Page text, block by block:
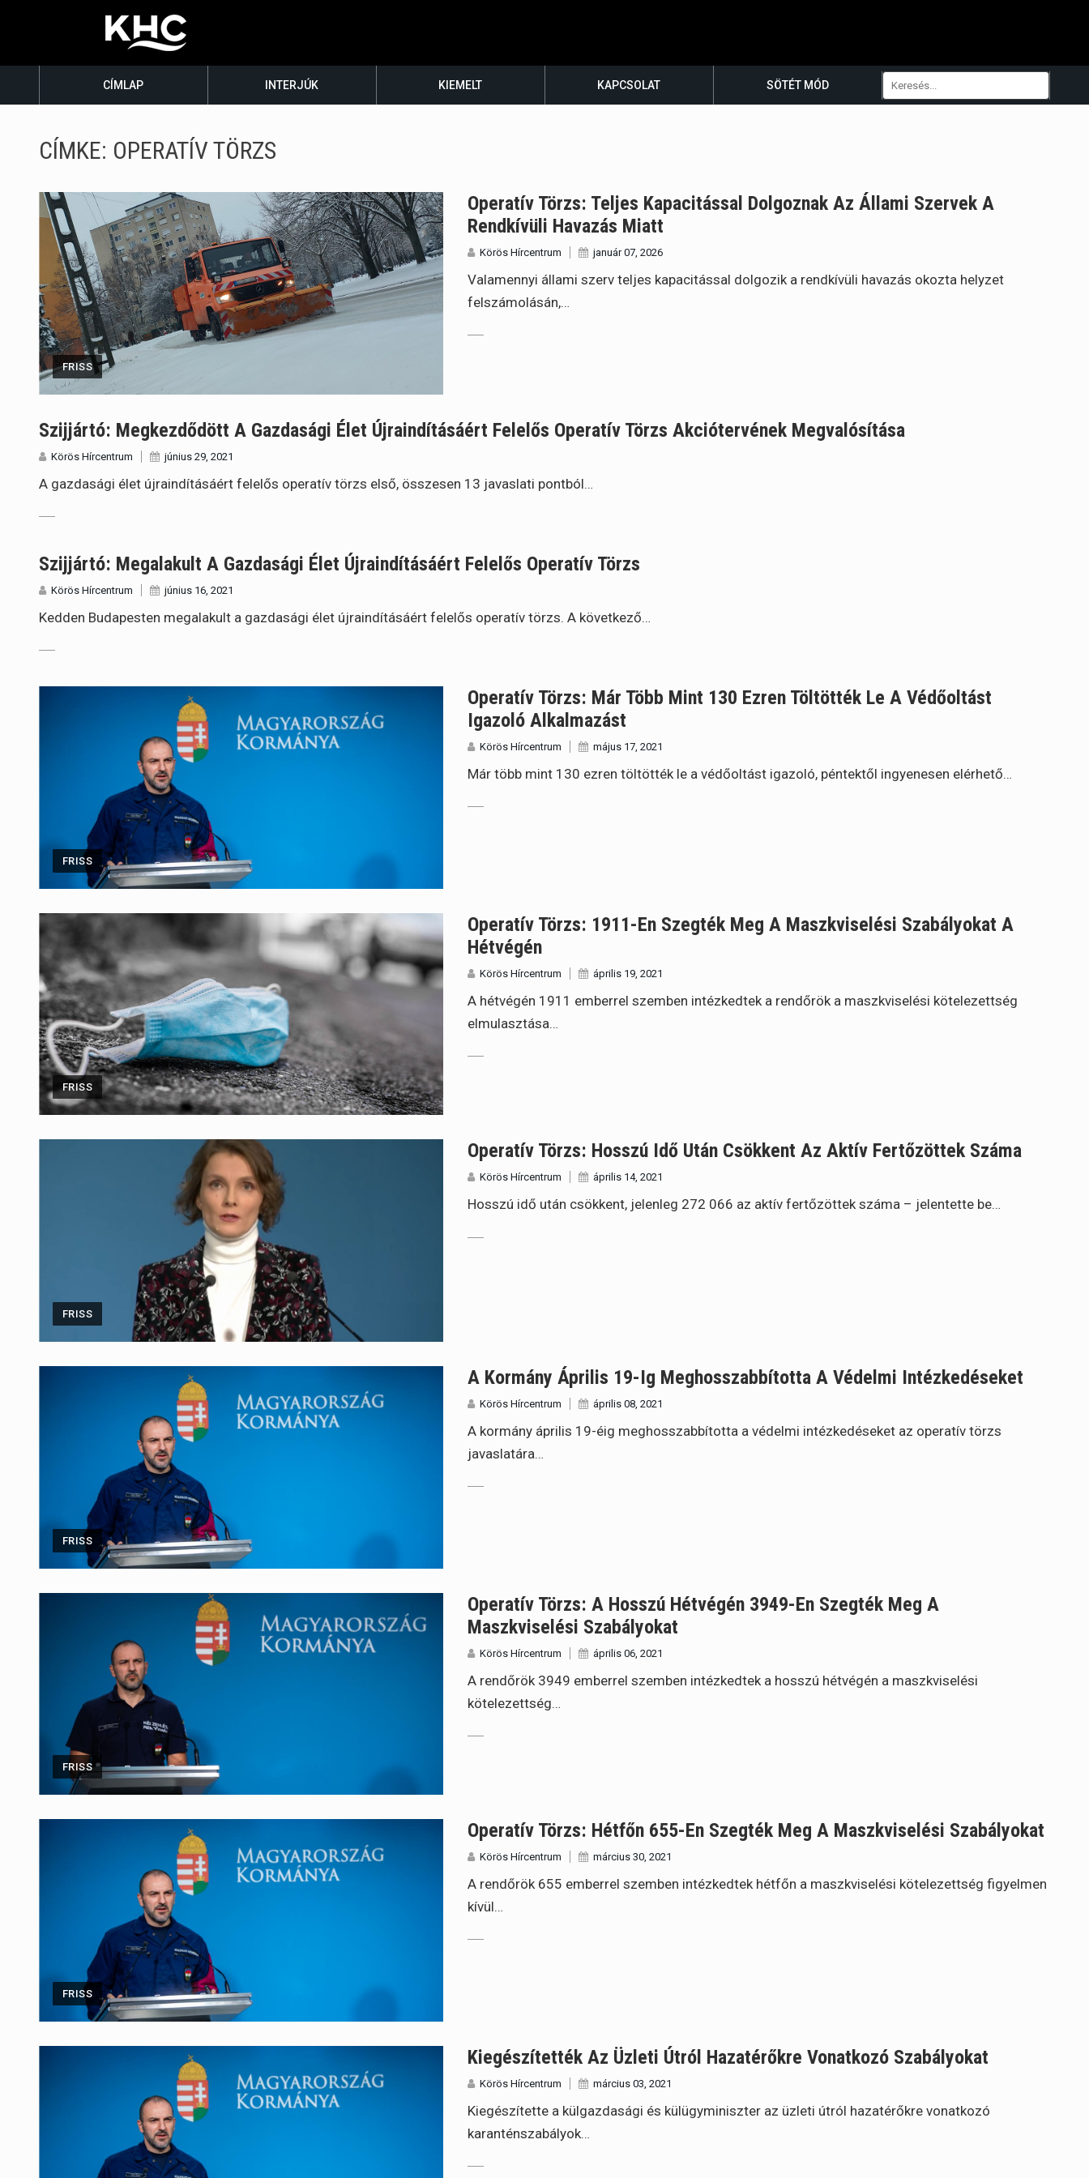
CÍMLAP INTERJÚK KIEMELT KAPCSOLAT SÖTÉT MÓD
CÍMKE: OPERATÍV TÖRZS
FRISS
Operatív Törzs: Teljes Kapacitással Dolgoznak Az Állami Szervek A
Rendkívüli Havazás Miatt
Körös Hírcentrum január 07, 2026
Valamennyi állami szerv teljes kapacitással dolgozik a rendkívüli havazás okozta helyzet
felszámolásán,…
Szijjártó: Megkezdődött A Gazdasági Élet Újraindításáért Felelős Operatív Törzs Akciótervének Megvalósítása
Körös Hírcentrum június 29, 2021
A gazdasági élet újraindításáért felelős operatív törzs első, összesen 13 javaslati pontból…
Szijjártó: Megalakult A Gazdasági Élet Újraindításáért Felelős Operatív Törzs
Körös Hírcentrum június 16, 2021
Kedden Budapesten megalakult a gazdasági élet újraindításáért felelős operatív törzs. A következő…
FRISS
Operatív Törzs: Már Több Mint 130 Ezren Töltötték Le A Védőoltást
Igazoló Alkalmazást
Körös Hírcentrum május 17, 2021
Már több mint 130 ezren töltötték le a védőoltást igazoló, péntektől ingyenesen elérhető…
FRISS
Operatív Törzs: 1911-En Szegték Meg A Maszkviselési Szabályokat A
Hétvégén
Körös Hírcentrum április 19, 2021
A hétvégén 1911 emberrel szemben intézkedtek a rendőrök a maszkviselési kötelezettség
elmulasztása…
FRISS
Operatív Törzs: Hosszú Idő Után Csökkent Az Aktív Fertőzöttek Száma
Körös Hírcentrum április 14, 2021
Hosszú idő után csökkent, jelenleg 272 066 az aktív fertőzöttek száma – jelentette be…
FRISS
A Kormány Április 19-Ig Meghosszabbította A Védelmi Intézkedéseket
Körös Hírcentrum április 08, 2021
A kormány április 19-éig meghosszabbította a védelmi intézkedéseket az operatív törzs
javaslatára…
FRISS
Operatív Törzs: A Hosszú Hétvégén 3949-En Szegték Meg A
Maszkviselési Szabályokat
Körös Hírcentrum április 06, 2021
A rendőrök 3949 emberrel szemben intézkedtek a hosszú hétvégén a maszkviselési
kötelezettség…
FRISS
Operatív Törzs: Hétfőn 655-En Szegték Meg A Maszkviselési Szabályokat
Körös Hírcentrum március 30, 2021
A rendőrök 655 emberrel szemben intézkedtek hétfőn a maszkviselési kötelezettség figyelmen
kívül…
Kiegészítették Az Üzleti Útról Hazatérőkre Vonatkozó Szabályokat
Körös Hírcentrum március 03, 2021
Kiegészítette a külgazdasági és külügyminiszter az üzleti útról hazatérőkre vonatkozó
karanténszabályok…